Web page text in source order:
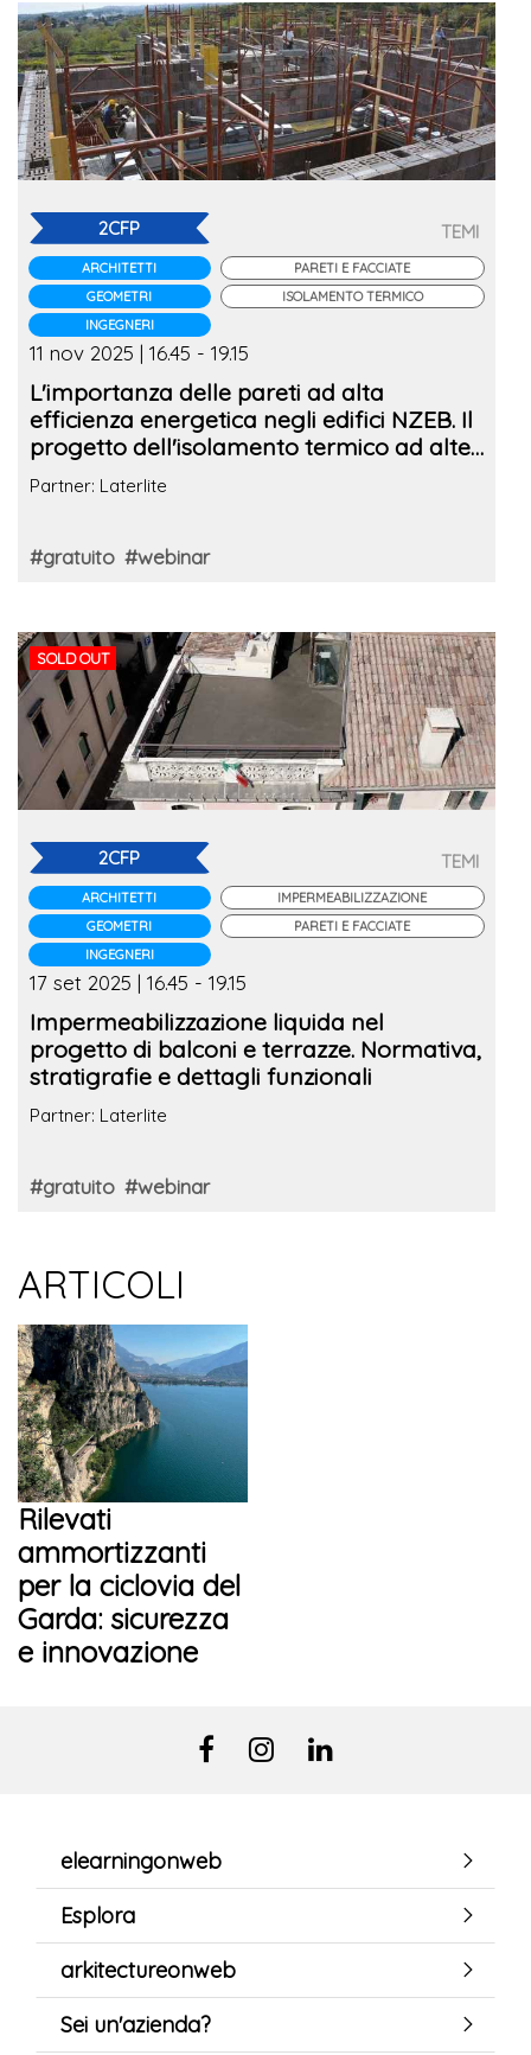
2CFP
ARCHITETTI
GEOMETRI
INGEGNERI
TEMI
PARETI E FACCIATE
ISOLAMENTO TERMICO
11 nov 2025 | 16.45 - 19.15
L'importanza delle pareti ad alta
efficienza energetica negli edifici NZEB. Il
progetto dell'isolamento termico ad alte
prestazioni
Partner: Laterlite
#gratuito #webinar
SOLD OUT
2CFP
ARCHITETTI
GEOMETRI
INGEGNERI
TEMI
IMPERMEABILIZZAZIONE
PARETI E FACCIATE
17 set 2025 | 16.45 - 19.15
Impermeabilizzazione liquida nel
progetto di balconi e terrazze. Normativa,
stratigrafie e dettagli funzionali
Partner: Laterlite
#gratuito #webinar
ARTICOLI
Rilevati
ammortizzanti
per la ciclovia del
Garda: sicurezza
e innovazione
elearningonweb
Esplora
arkitectureonweb
Sei un'azienda?